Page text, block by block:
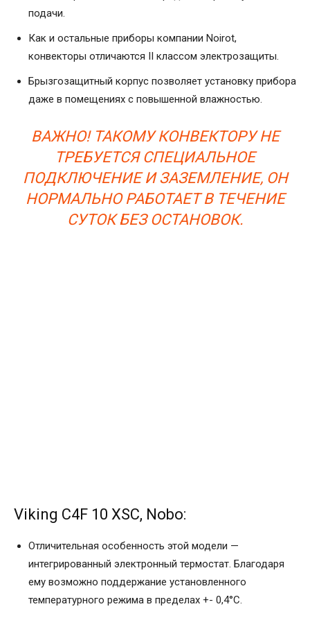
подачи.
Как и остальные приборы компании Noirot,
конвекторы отличаются II классом электрозащиты.
Брызгозащитный корпус позволяет установку прибора
даже в помещениях с повышенной влажностью.
ВАЖНО! ТАКОМУ КОНВЕКТОРУ НЕ
ТРЕБУЕТСЯ СПЕЦИАЛЬНОЕ
ПОДКЛЮЧЕНИЕ И ЗАЗЕМЛЕНИЕ, ОН
НОРМАЛЬНО РАБОТАЕТ В ТЕЧЕНИЕ
СУТОК БЕЗ ОСТАНОВОК.
Viking C4F 10 XSC, Nobo:
Отличительная особенность этой модели —
интегрированный электронный термостат. Благодаря
ему возможно поддержание установленного
температурного режима в пределах +- 0,4°C.